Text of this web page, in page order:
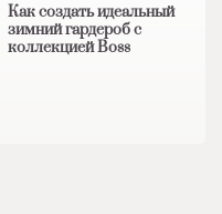
Как создать идеальный
зимний гардероб с
коллекцией Boss